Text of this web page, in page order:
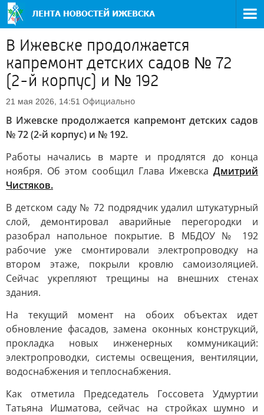
В Ижевске продолжается
капремонт детских садов № 72
(2-й корпус) и № 192
21 мая 2026, 14:51 Официально
В Ижевске продолжается капремонт детских садов
№ 72 (2-й корпус) и № 192.
Работы начались в марте и продлятся до конца
ноября. Об этом сообщил Глава Ижевска Дмитрий
Чистяков.
В детском саду № 72 подрядчик удалил штукатурный
слой, демонтировал аварийные перегородки и
разобрал напольное покрытие. В МБДОУ № 192
рабочие уже смонтировали электропроводку на
втором этаже, покрыли кровлю самоизоляцией.
Сейчас укрепляют трещины на внешних стенах
здания.
На текущий момент на обоих объектах идет
обновление фасадов, замена оконных конструкций,
прокладка новых инженерных коммуникаций:
электропроводки, системы освещения, вентиляции,
водоснабжения и теплоснабжения.
Как отметила Председатель Госсовета Удмуртии
Татьяна Ишматова, сейчас на стройках шумно и